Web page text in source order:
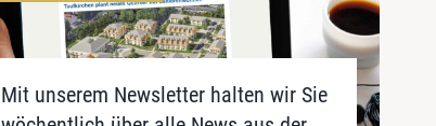
Mit unserem Newsletter halten wir Sie